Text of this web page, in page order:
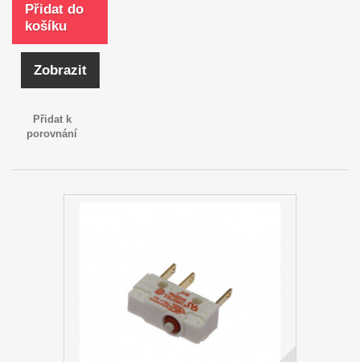
Přidat do
košíku
Zobrazit
Přidat k
porovnání